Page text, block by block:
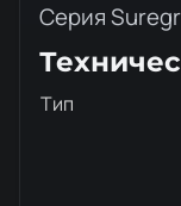
Серия
Тип